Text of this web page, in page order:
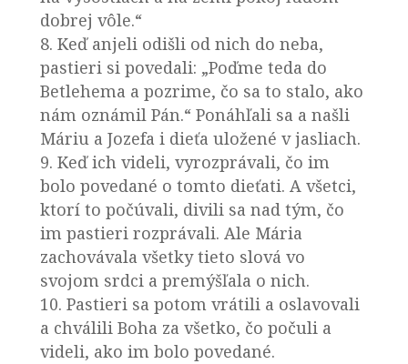
dobrej vôle.“
8. Keď anjeli odišli od nich do neba,
pastieri si povedali: „Poďme teda do
Betlehema a pozrime, čo sa to stalo, ako
nám oznámil Pán.“ Ponáhľali sa a našli
Máriu a Jozefa i dieťa uložené v jasliach.
9. Keď ich videli, vyrozprávali, čo im
bolo povedané o tomto dieťati. A všetci,
ktorí to počúvali, divili sa nad tým, čo
im pastieri rozprávali. Ale Mária
zachovávala všetky tieto slová vo
svojom srdci a premýšľala o nich.
10. Pastieri sa potom vrátili a oslavovali
a chválili Boha za všetko, čo počuli a
videli, ako im bolo povedané.